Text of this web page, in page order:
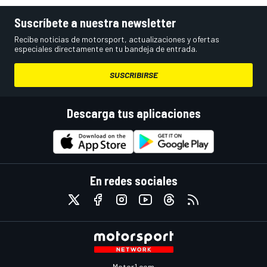
Suscríbete a nuestra newsletter
Recibe noticias de motorsport, actualizaciones y ofertas
especiales directamente en tu bandeja de entrada.
SUSCRIBIRSE
Descarga tus aplicaciones
En redes sociales